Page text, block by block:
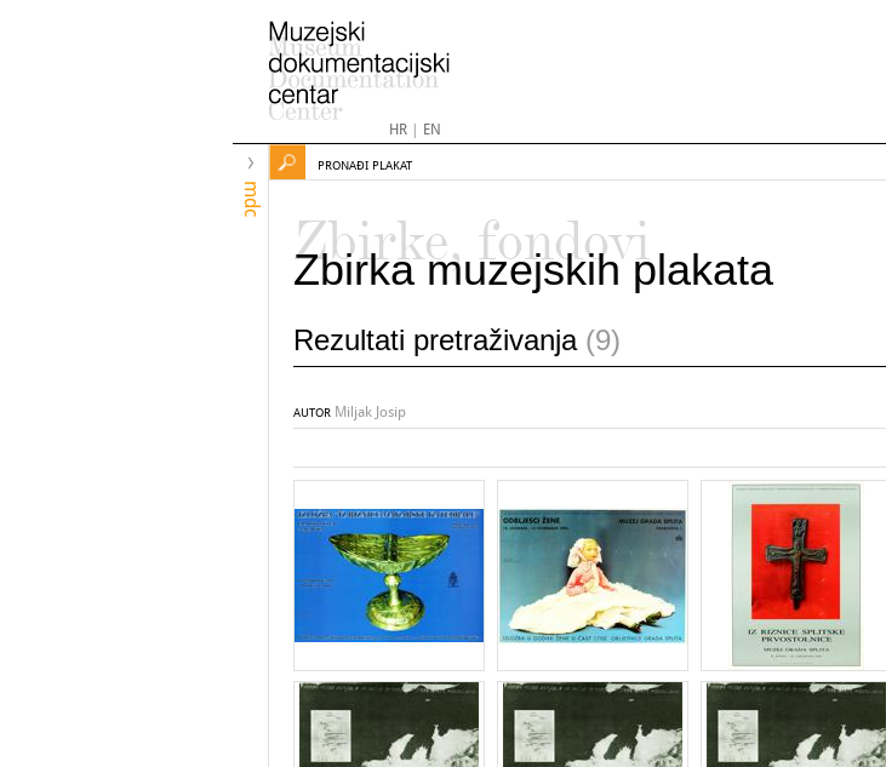
HR| EN
mdc
PRONAĐI PLAKAT
Zbirke, fondovi
Zbirka muzejskih plakata
Rezultati pretraživanja (9)
AUTOR Miljak Josip